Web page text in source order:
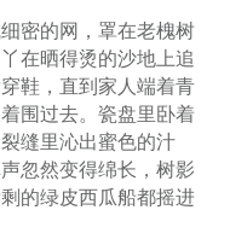
密的网，罩在老槐树
在晒得烫的沙地上追
鞋，直到家人端着青
围过去。瓷盘里卧着
缝里沁出蜜色的汁
忽然变得绵长，树影
的绿皮西瓜船都摇进